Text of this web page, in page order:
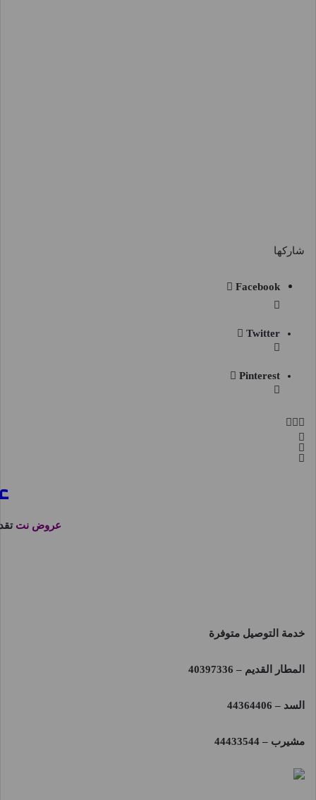
شاركها
Facebook
Twitter
Pinterest
عروض نت
خدمة التوصيل متوفرة
المطار القديم – 40397336
السد – 44364406
مشيرب – 44433544